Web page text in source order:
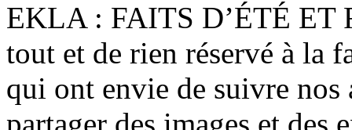
EKLA : FAITS D’ÉTÉ ET
tout et de rien réservé à la
qui ont envie de suivre nos